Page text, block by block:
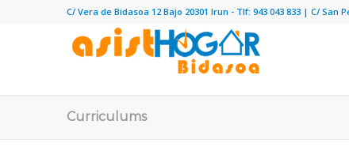
C/ Vera de Bidasoa 12 Bajo 20301 Irun - Tlf: 943 043 833 | C/ San
Curriculums